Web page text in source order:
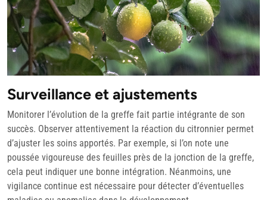
Surveillance et ajustements
Monitorer l’évolution de la greffe fait partie intégrante de son
succès. Observer attentivement la réaction du citronnier permet
d’ajuster les soins apportés. Par exemple, si l’on note une
poussée vigoureuse des feuilles près de la jonction de la greffe,
cela peut indiquer une bonne intégration. Néanmoins, une
vigilance continue est nécessaire pour détecter d’éventuelles